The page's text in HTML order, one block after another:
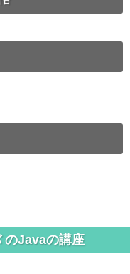
のJavaの講座